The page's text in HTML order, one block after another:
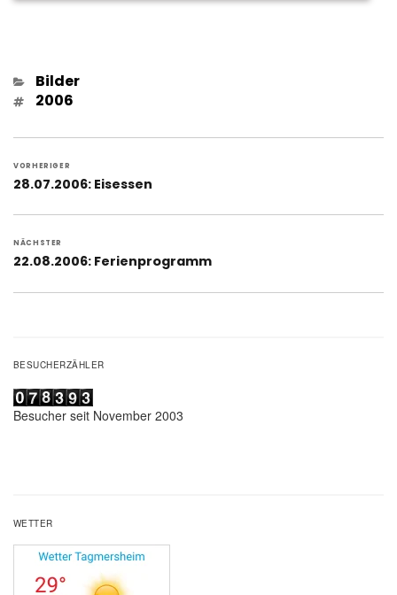
Kategorien
Bilder
Schlagwörter
2006
VORHERIGER
Vorheriger
28.07.2006: Eisessen
NÄCHSTER
Nächster
22.08.2006: Ferienprogramm
BESUCHERZÄHLER
Besucher seit November 2003
WETTER